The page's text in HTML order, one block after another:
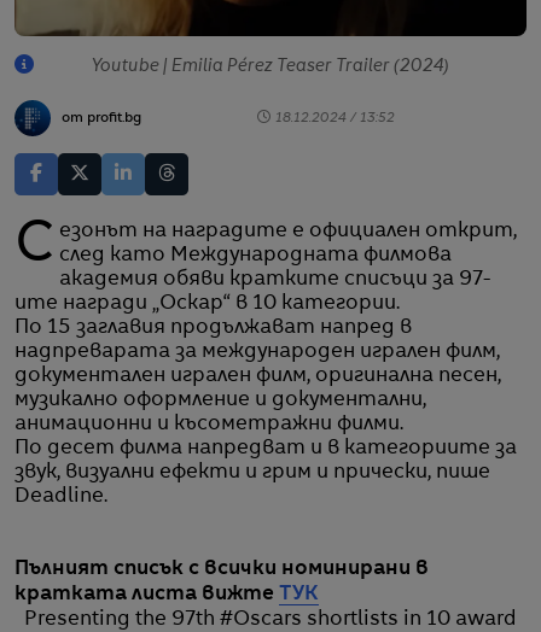
Youtube | Emilia Pérez Teaser Trailer (2024)
от profit.bg 18.12.2024 / 13:52
Сезонът на наградите е официален открит, след като Международната филмова
академия обяви кратките списъци за 97-
ите награди „Оскар“ в 10 категории.
По 15 заглавия продължават напред в
надпреварата за международен игрален филм,
документален игрален филм, оригинална песен,
музикално оформление и документални,
анимационни и късометражни филми.
По десет филма напредват и в категориите за
звук, визуални ефекти и грим и прически, пише
Deadline.
Пълният списък с всички номинирани в
кратката листа вижте ТУК
Presenting the 97th #Oscars shortlists in 10 award